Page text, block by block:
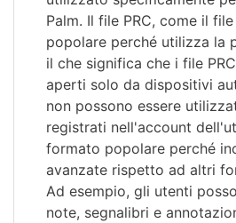
Palm. Il file PRC, come il file
popolare perché utilizza la
il che significa che i file
aperti solo da dispositivi
non possono essere
registrati nell'account
formato popolare perché
avanzate rispetto ad altri
Ad esempio, gli utenti
note, segnalibri e